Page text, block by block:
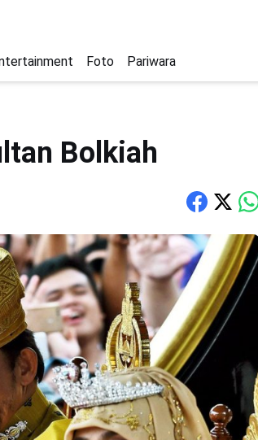
Foto Pariwara
Bolkiah